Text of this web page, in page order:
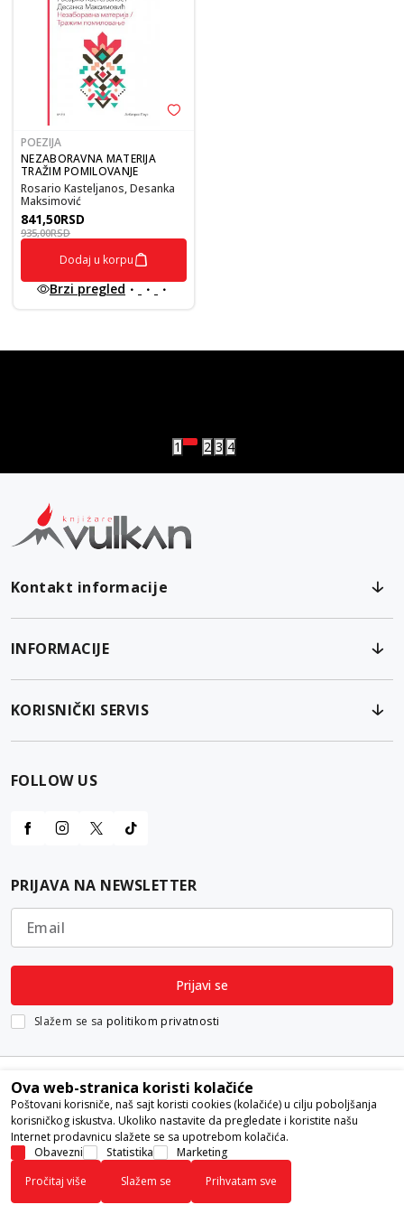
POEZIJA
NEZABORAVNA MATERIJA
TRAŽIM POMILOVANJE
Rosario Kasteljanos, Desanka
Maksimović
841,50RSD
935,00RSD
Dodaj u korpu
Brzi pregled
1 2 3 4
Kontakt informacije
INFORMACIJE
KORISNIČKI SERVIS
FOLLOW US
PRIJAVA NA NEWSLETTER
Email
Prijavi se
Slažem se sa politikom privatnosti
Nastojimo da budemo što precizniji u opisu proizvoda, prikazu slika i
samih cena, ali ne možemo garantovati da su sve informacije kompletne i
bez grešaka. Svi artikli prikazani na sajtu su deo naše ponude i ne
podrazumeva da su dostupni u svakom trenutku.
Ova web-stranica koristi kolačiće
Poštovani korisniče, naš sajt koristi cookies (kolačiće) u cilju poboljšanja
korisničkog iskustva. Ukoliko nastavite da pregledate i koristite našu
Internet prodavnicu slažete se sa upotrebom kolačića.
Obavezni
Statistika
Marketing
Pročitaj više
Slažem se Prihvatam sve